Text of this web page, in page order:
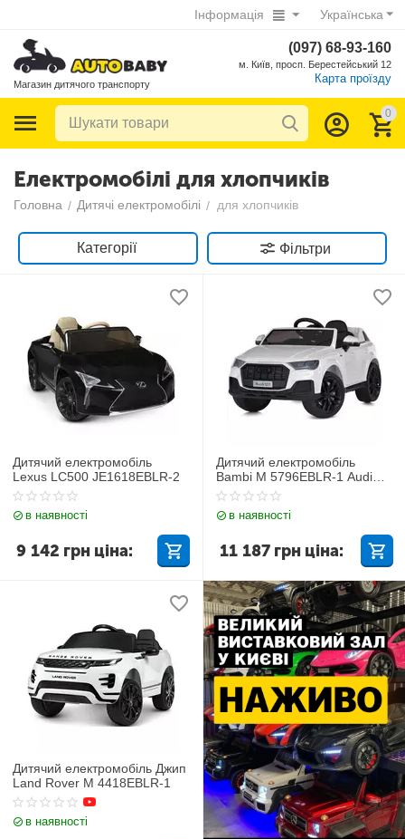
Українська
Інформація
Магазин дитячого транспорту
(097) 68-93-160
м. Київ, просп. Берестейський 12
Карта проїзду
0
Електромобілі для хлопчиків
Головна / Дитячі електромобілі / для хлопчиків
Категорії Фільтри
Дитячий електромобіль
Lexus LC500 JE1618EBLR-2
в наявності
9 142 грн ціна:
Дитячий електромобіль
Bambi M 5796EBLR-1 Audi
Q7
в наявності
11 187 грн ціна:
Дитячий електромобіль Джип
Land Rover M 4418EBLR-1
в наявності